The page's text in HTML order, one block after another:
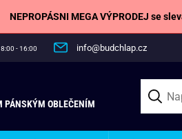
NEPROPÁSNI MEGA VÝPRODEJ se
- 16:00 info@budchlap.cz
PÁNSKÝM OBLEČENÍM